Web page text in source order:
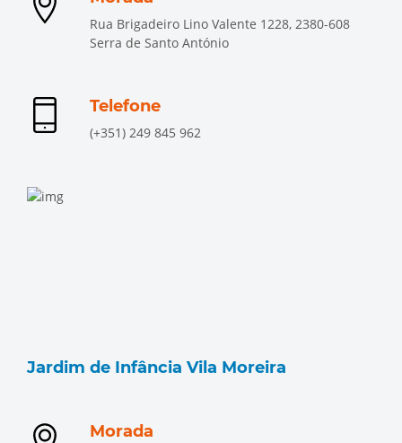
Rua Brigadeiro Lino Valente 1228, 2380-608
Serra de Santo António
Telefone
(+351) 249 845 962
Jardim de Infância Vila Moreira
Morada